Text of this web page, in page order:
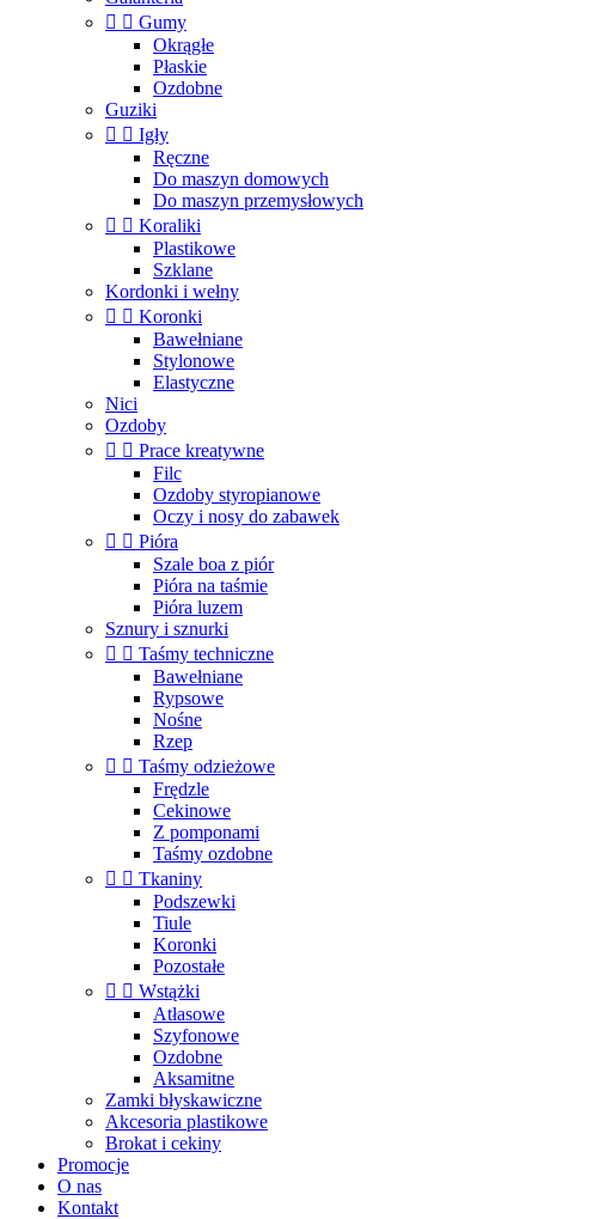
  Gumy
Okrągłe
Płaskie
Ozdobne
Guziki
  Igły
Ręczne
Do maszyn domowych
Do maszyn przemysłowych
  Koraliki
Plastikowe
Szklane
Kordonki i wełny
  Koronki
Bawełniane
Stylonowe
Elastyczne
Nici
Ozdoby
  Prace kreatywne
Filc
Ozdoby styropianowe
Oczy i nosy do zabawek
  Pióra
Szale boa z piór
Pióra na taśmie
Pióra luzem
Sznury i sznurki
  Taśmy techniczne
Bawełniane
Rypsowe
Nośne
Rzep
  Taśmy odzieżowe
Frędzle
Cekinowe
Z pomponami
Taśmy ozdobne
  Tkaniny
Podszewki
Tiule
Koronki
Pozostałe
  Wstążki
Atłasowe
Szyfonowe
Ozdobne
Aksamitne
Zamki błyskawiczne
Akcesoria plastikowe
Brokat i cekiny
Promocje
O nas
Kontakt